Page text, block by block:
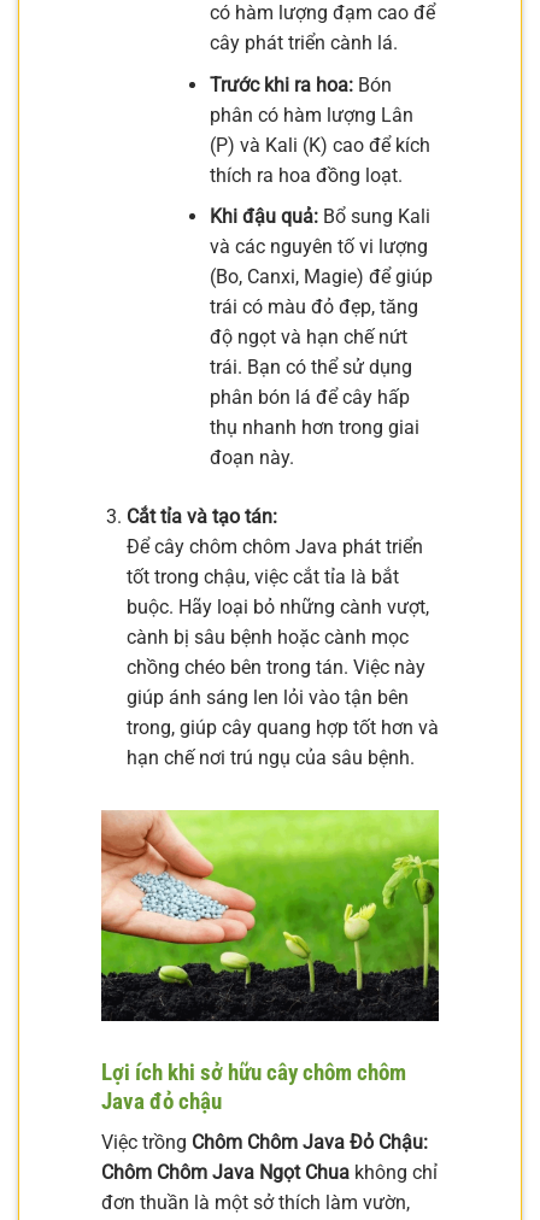
có hàm lượng đạm cao để
cây phát triển cành lá.
Trước khi ra hoa:Bón
phân có hàm lượng Lân
(P) và Kali (K) cao để kích
thích ra hoa đồng loạt.
Khi đậu quả:Bổ sung Kali
và các nguyên tố vi lượng
(Bo, Canxi, Magie) để giúp
trái có màu đỏ đẹp, tăng
độ ngọt và hạn chế nứt
trái. Bạn có thể sử dụng
phân bón lá để cây hấp
thụ nhanh hơn trong giai
đoạn này.
Cắt tỉa và tạo tán:
Để cây chôm chôm Java phát triển
tốt trong chậu, việc cắt tỉa là bắt
buộc. Hãy loại bỏ những cành vượt,
cành bị sâu bệnh hoặc cành mọc
chồng chéo bên trong tán. Việc này
giúp ánh sáng len lỏi vào tận bên
trong, giúp cây quang hợp tốt hơn và
hạn chế nơi trú ngụ của sâu bệnh.
Lợi ích khi sở hữu cây chôm chôm
Java đỏ chậu
Việc trồng Chôm Chôm Java Đỏ Chậu:
Chôm Chôm Java Ngọt Chua không chỉ
đơn thuần là một sở thích làm vườn,